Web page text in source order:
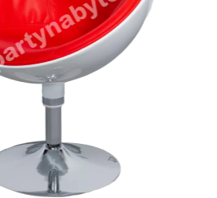
Kožešina
šedá